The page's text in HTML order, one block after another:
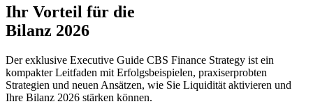
Ihr Vorteil für die
Bilanz 2026
Der exklusive Executive Guide CBS Finance Strategy ist ein
kompakter Leitfaden mit Erfolgsbeispielen, praxiserprobten
Strategien und neuen Ansätzen, wie Sie Liquidität aktivieren und
Ihre Bilanz 2026 stärken können.